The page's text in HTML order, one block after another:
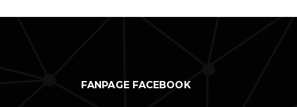
FANPAGE FACEBOOK